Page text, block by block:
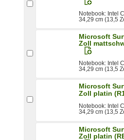
Notebook: Intel
34,29 cm (13,5
Microsoft
Zoll
Notebook: Intel
34,29 cm (13,5
Microsoft
Zoll platin
Notebook: Intel
34,29 cm (13,5
Microsoft
Zoll platin